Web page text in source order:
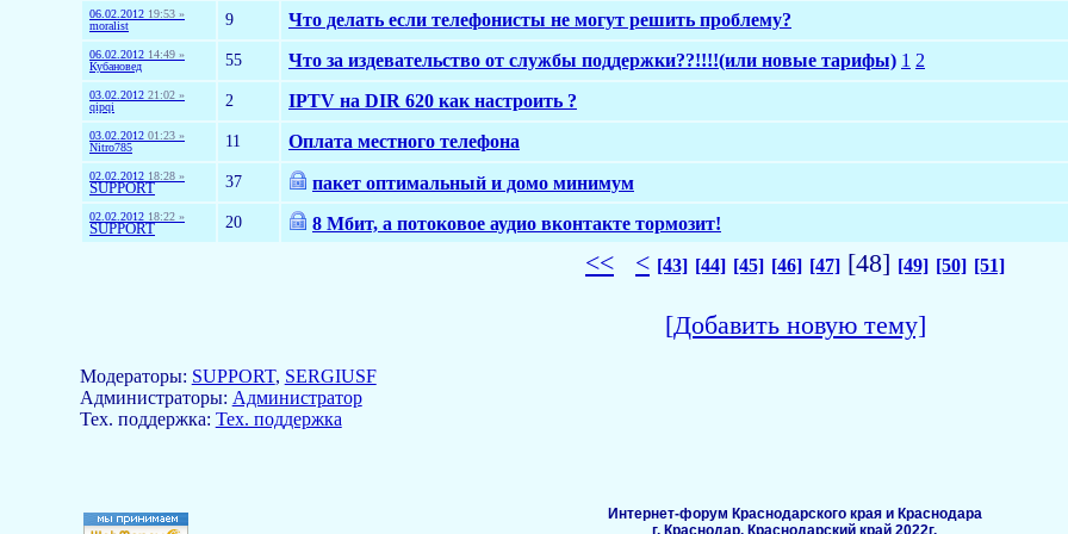
06.02.2012 19:53 »
moralist
9 Что делать если телефонисты не могут решить проблему?
06.02.2012 14:49 »
Кубановед
55 Что за издевательство от службы поддержки??!!!!(или новые тарифы) 1 2
03.02.2012 21:02 »
qipqi
2 IPTV на DIR 620 как настроить ?
03.02.2012 01:23 »
Nitro785
11 Оплата местного телефона
02.02.2012 18:28 »
SUPPORT 37 пакет оптимальный и домо минимум
02.02.2012 18:22 »
SUPPORT 20 8 Мбит, а потоковое аудио вконтакте тормозит!
<< < [43] [44] [45] [46] [47] [48] [49] [50] [51]
[Добавить новую тему]
Модераторы: SUPPORT, SERGIUSF
Aдминистраторы: Администратор
Тех. поддержка: Тех. поддержка
Интернет-форум Краснодарского края и Краснодара
г. Краснодар, Краснодарский край 2022г.